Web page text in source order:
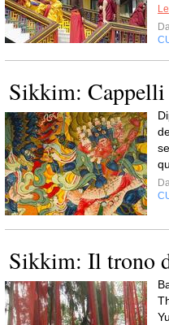
Sikkim: Cappelli
Sikkim: Il trono